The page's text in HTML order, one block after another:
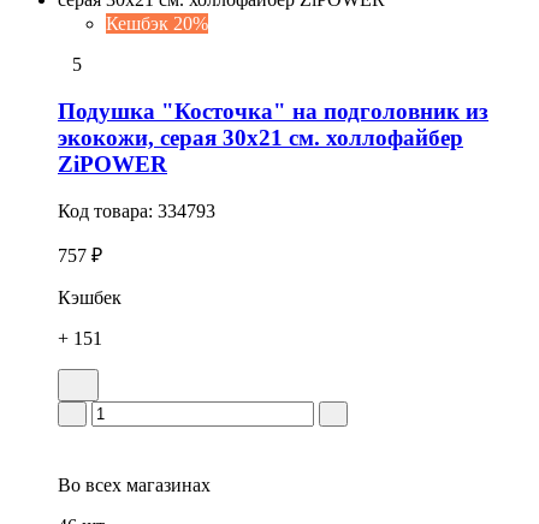
Кешбэк 20%
5
Подушка "Косточка" на подголовник из
экокожи, серая 30х21 см. холлофайбер
ZiPOWER
Код товара: 334793
757 ₽
Кэшбек
+ 151
Во всех магазинах